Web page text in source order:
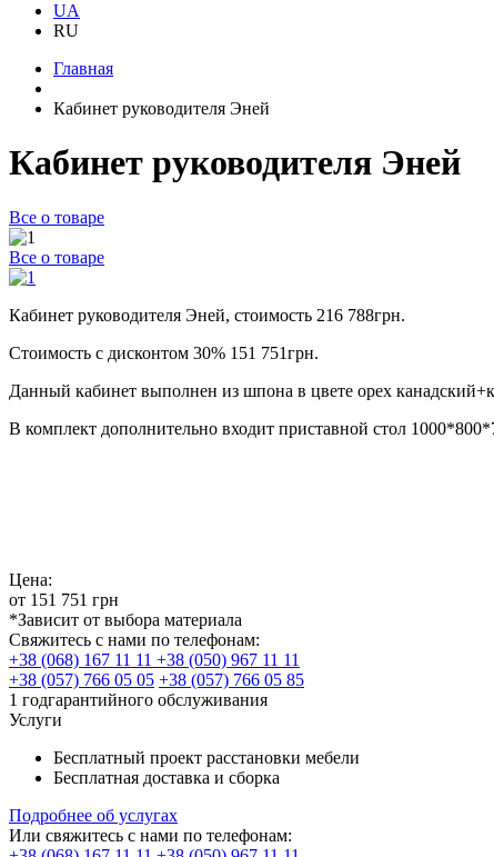
UA
RU
Главная
Кабинет руководителя Эней
Кабинет руководителя Эней
Все о товаре
Все о товаре
Кабинет руководителя Эней, стоимость 216 788грн.
Стоимость с дисконтом 30% 151 751грн.
Данный кабинет выполнен из шпона в цвете орех
В комплект дополнительно входит приставной стол
Цена:
от 151 751 грн
*Зависит от выбора материала
Свяжитесь с нами по телефонам:
+38 (068) 167 11 11 +38 (050) 967 11 11
+38 (057) 766 05 05 +38 (057) 766 05 85
1 годгарантийного обслуживания
Услуги
Бесплатный проект расстановки мебели
Бесплатная доставка и сборка
Подробнее об услугах
Или свяжитесь с нами по телефонам: